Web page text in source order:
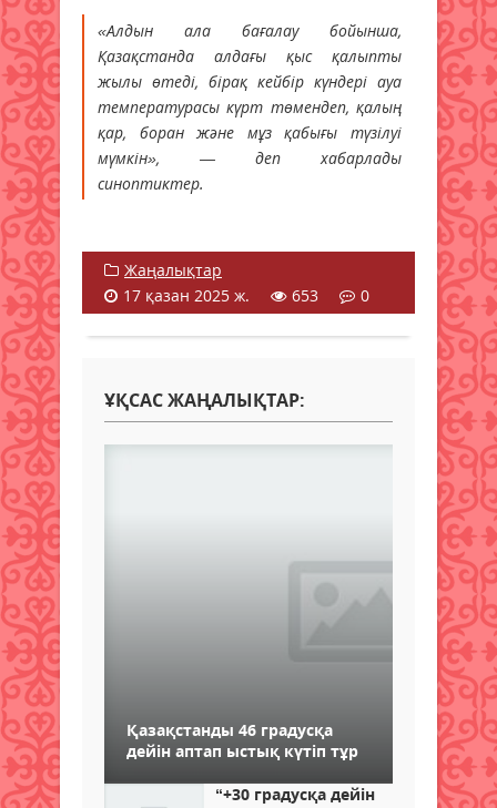
«Алдын ала бағалау бойынша,
Қазақстанда алдағы қыс қалыпты
жылы өтеді, бірақ кейбір күндері ауа
температурасы күрт төмендеп, қалың
қар, боран және мұз қабығы түзілуі
мүмкін», — деп хабарлады
синоптиктер.
Жаңалықтар
17 қазан 2025 ж.
653 0
ҰҚСАС ЖАҢАЛЫҚТАР:
Қазақстанды 46 градусқа
дейін аптап ыстық күтіп тұр
“+30 градусқа дейін